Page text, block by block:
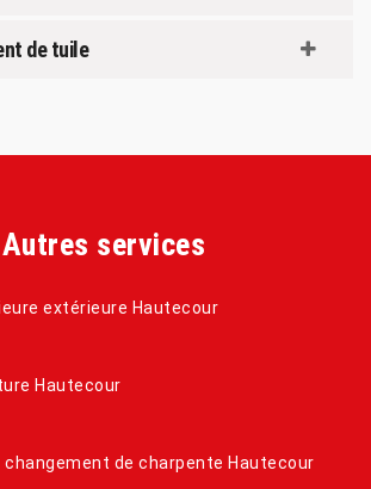
de tuile
Autres services
extérieure Hautecour
Hautecour
de charpente Hautecour